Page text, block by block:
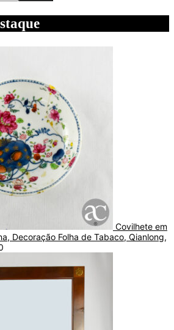
Covilhete em
Decoração Folha de Tabaco, Qianlong,